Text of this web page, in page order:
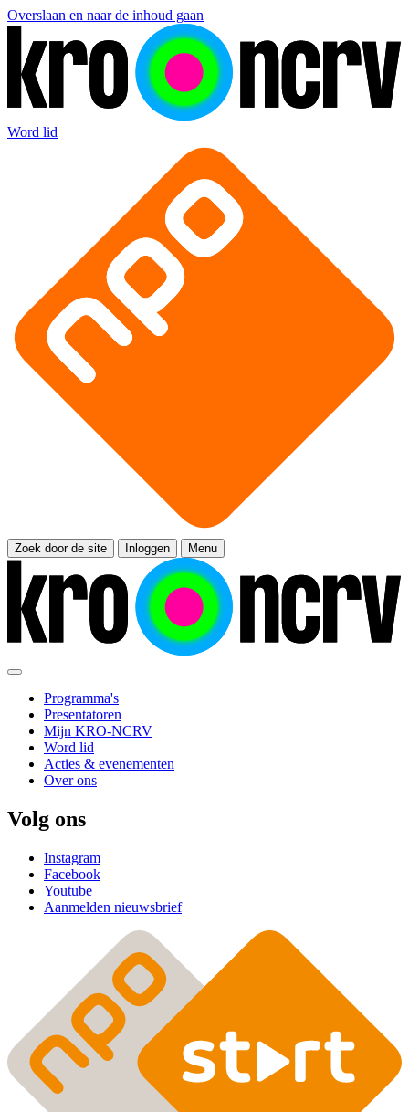
Overslaan en naar de inhoud gaan
Word lid
Zoek door de site Inloggen Menu
Programma's
Presentatoren
Mijn KRO-NCRV
Word lid
Acties & evenementen
Over ons
Volg ons
Instagram
Facebook
Youtube
Aanmelden nieuwsbrief